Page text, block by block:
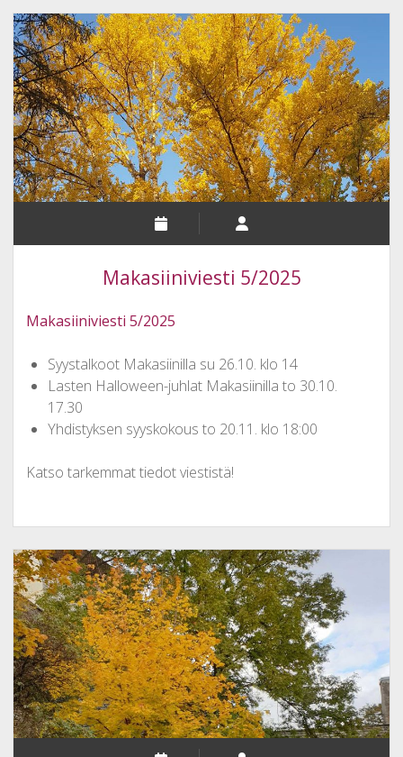
Makasiiniviesti 5/2025
Makasiiniviesti 5/2025
Syystalkoot Makasiinilla su 26.10. klo 14
Lasten Halloween-juhlat Makasiinilla to 30.10.
17.30
Yhdistyksen syyskokous to 20.11. klo 18:00
Katso tarkemmat tiedot viestistä!